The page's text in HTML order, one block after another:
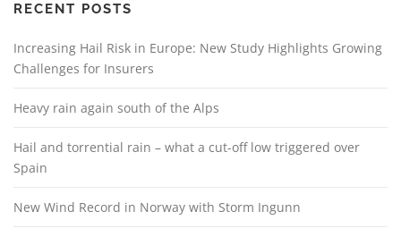
RECENT POSTS
Increasing Hail Risk in Europe: New Study Highlights Growing
Challenges for Insurers
Heavy rain again south of the Alps
Hail and torrential rain – what a cut-off low triggered over
Spain
New Wind Record in Norway with Storm Ingunn